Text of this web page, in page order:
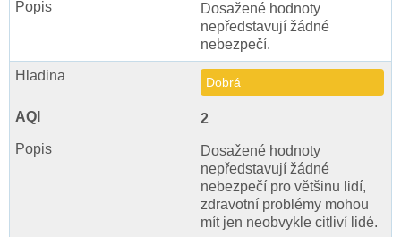
Dosažené hodnoty
nepředstavují žádné
nebezpečí.
Dobrá
2
Dosažené hodnoty
nepředstavují žádné
nebezpečí pro většinu lidí,
zdravotní problémy mohou
mít jen neobvykle citliví lidé.